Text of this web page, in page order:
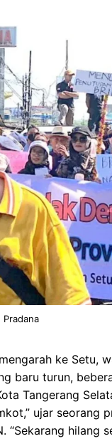
ke Setu,
baru turun,
Tangerang
ujar seorang
hilang
NEWS
kenal
sakura
7 Menu
Restora
n
yang
Wajib
Dicoba,
Bukan
Cuma
Sushi!